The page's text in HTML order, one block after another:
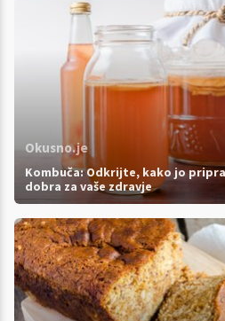
Okusno.je
Kombuča: Odkrijte, kako jo
dobra za vaše zdravje